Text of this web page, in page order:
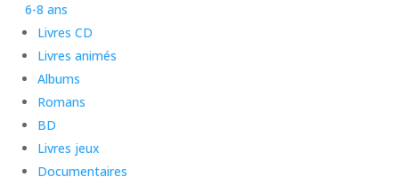
6-8 ans
Livres CD
Livres animés
Albums
Romans
BD
Livres jeux
Documentaires